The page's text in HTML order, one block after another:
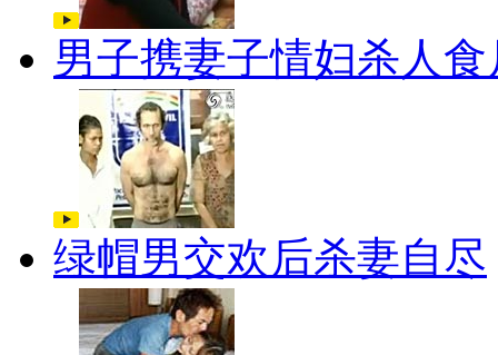
男子携妻子情妇杀人食
绿帽男交欢后杀妻自尽